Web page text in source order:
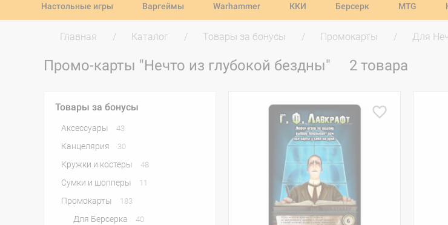
Настольные игры Варгеймы Warhammer ККИ Берсерк MTG
Главная Каталог Товары за бонусы Промокарты Для
Промо-карты "Нечто из глубокой бездны" 2 товара
Товары за бонусы
Аксессуары 43
Канцелярия 30
Кружки и костеры 48
Сумки и шопперы 11
Промокарты 183
Для Берсерка 40